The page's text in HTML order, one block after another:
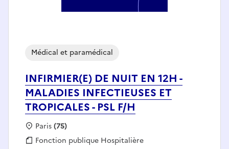
INFIRMIER(E) DE NUIT EN 12H -
MALADIES INFECTIEUSES ET
TROPICALES - PSL F/H
Médical et paramédical
Localisation :
Paris(75)
Fonction publique :
Fonction publique Hospitalière